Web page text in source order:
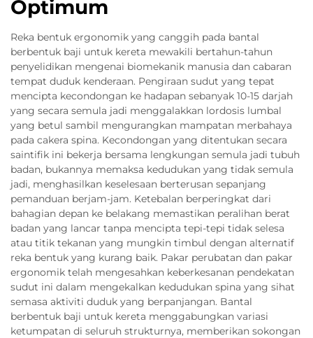
Optimum
Reka bentuk ergonomik yang canggih pada bantal
berbentuk baji untuk kereta mewakili bertahun-tahun
penyelidikan mengenai biomekanik manusia dan cabaran
tempat duduk kenderaan. Pengiraan sudut yang tepat
mencipta kecondongan ke hadapan sebanyak 10-15 darjah
yang secara semula jadi menggalakkan lordosis lumbal
yang betul sambil mengurangkan mampatan merbahaya
pada cakera spina. Kecondongan yang ditentukan secara
saintifik ini bekerja bersama lengkungan semula jadi tubuh
badan, bukannya memaksa kedudukan yang tidak semula
jadi, menghasilkan keselesaan berterusan sepanjang
pemanduan berjam-jam. Ketebalan berperingkat dari
bahagian depan ke belakang memastikan peralihan berat
badan yang lancar tanpa mencipta tepi-tepi tidak selesa
atau titik tekanan yang mungkin timbul dengan alternatif
reka bentuk yang kurang baik. Pakar perubatan dan pakar
ergonomik telah mengesahkan keberkesanan pendekatan
sudut ini dalam mengekalkan kedudukan spina yang sihat
semasa aktiviti duduk yang berpanjangan. Bantal
berbentuk baji untuk kereta menggabungkan variasi
ketumpatan di seluruh strukturnya, memberikan sokongan